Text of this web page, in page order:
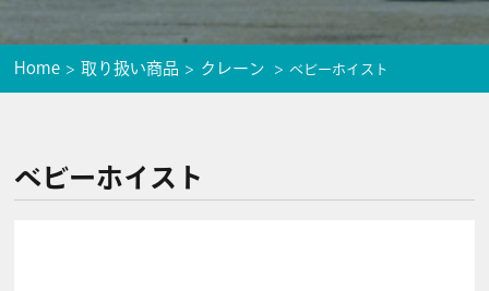
Home 取り扱い商品 クレーン ベビーホイスト
ベビーホイスト